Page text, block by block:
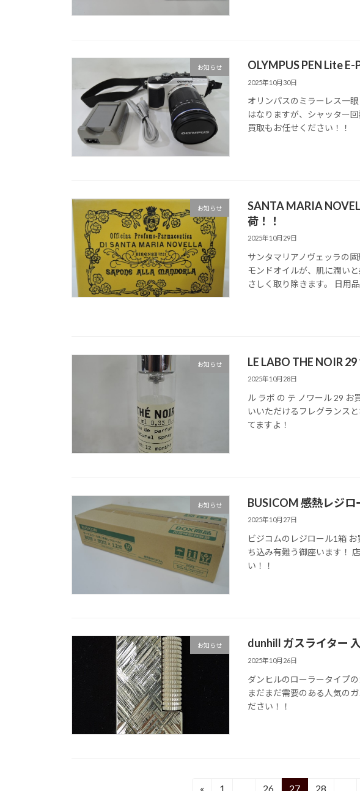
お知らせ OLYMPUS PEN Lite E-
2025年10月30日
オリンパスのミラーレス一
はなりますが、シャッター
買取もお任せください！！
お知らせ
SANTA MARIA
荷！！
2025年10月29日
サンタマリアノヴェッラの
モンドオイルが、肌に潤い
さしく取り除きます。 日用
お知らせ LE LABO THE NOIR 29
2025年10月28日
ル ラボ の テ ノワール 29
いいただけるフレグランス
てますよ！
お知らせ BUSICOM 感熱レジロ
2025年10月27日
ビジコムのレジロール1箱
ち込み有難う御座います！
い！！
お知らせ dunhill ガスライター
2025年10月26日
ダンヒルのローラータイプ
まだまだ需要のある人気の
ださい！！
« 1 … 26 27 28 …